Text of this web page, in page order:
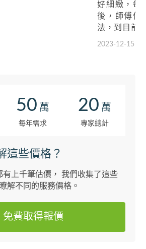
好細緻，每
後，師傅仲
法，到目前
冇再出現過
2023-12-15
50 萬
每年需求
20 萬
專家總計
這些價格？
有上千筆估價， 我們收集了這些
解不同的服務價格。
免費取得報價